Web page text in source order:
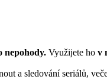
nepohody. Využijete ho v
a sledování seriálů,